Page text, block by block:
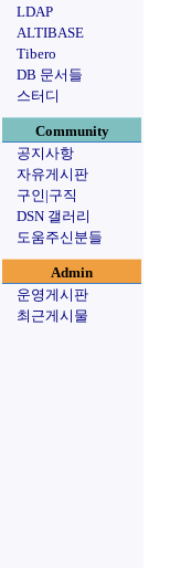
LDAP
ALTIBASE
Tibero
DB 문서들
스터디
Community
공지사항
자유게시판
구인|구직
DSN 갤러리
도움주신분들
Admin
운영게시판
최근게시물